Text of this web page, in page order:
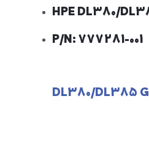
HPE DL380/
P/N: 777281-001
DL380/DL385